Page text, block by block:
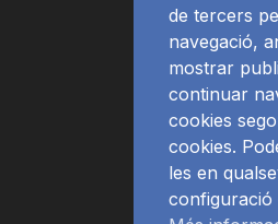
de tercers
navegació,
mostrar
continuar
cookies
cookies.
les en
configuració